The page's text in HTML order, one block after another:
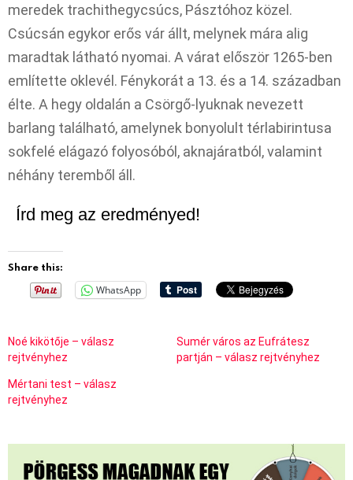
meredek trachithegycsúcs, Pásztóhoz közel.
Csúcsán egykor erős vár állt, melynek mára alig
maradtak látható nyomai. A várat először 1265-ben
említette oklevél. Fénykorát a 13. és a 14. században
élte. A hegy oldalán a Csörgő-lyuknak nevezett
barlang található, amelynek bonyolult térlabirintusa
sokfelé elágazó folyosóból, aknajáratból, valamint
néhány teremből áll.
Írd meg az eredményed!
Share this:
WhatsApp
Noé kikötője – válasz
rejtvényhez
Sumér város az Eufrátesz
partján – válasz rejtvényhez
Mértani test – válasz
rejtvényhez